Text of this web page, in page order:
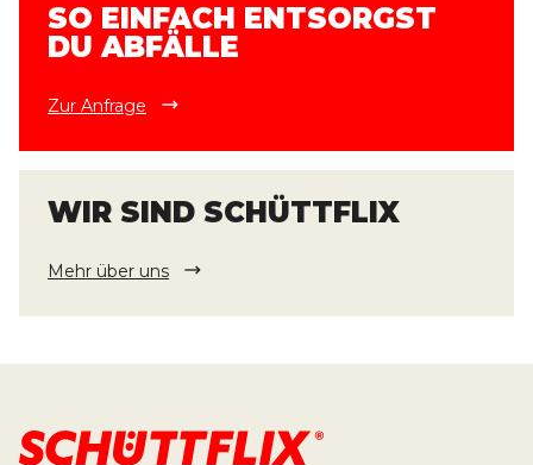
SO EINFACH ENTSORGST
DU ABFÄLLE
Zur Anfrage
WIR SIND SCHÜTTFLIX
Mehr über uns